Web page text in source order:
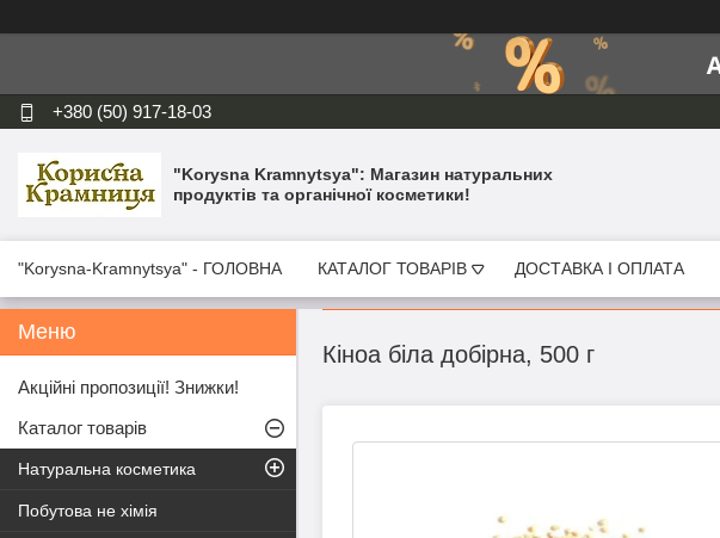
+380 (50) 917-18-03
"Korysna Kramnytsya": Магазин натуральних
продуктів та органічної косметики!
"Korysna-Kramnytsya" - ГОЛОВНА КАТАЛОГ ТОВАРІВ ДОСТАВКА І ОПЛАТА
Кіноа біла добірна, 500 г
Акційні пропозиції! Знижки!
Каталог товарів
Натуральна косметика
Побутова не хімія